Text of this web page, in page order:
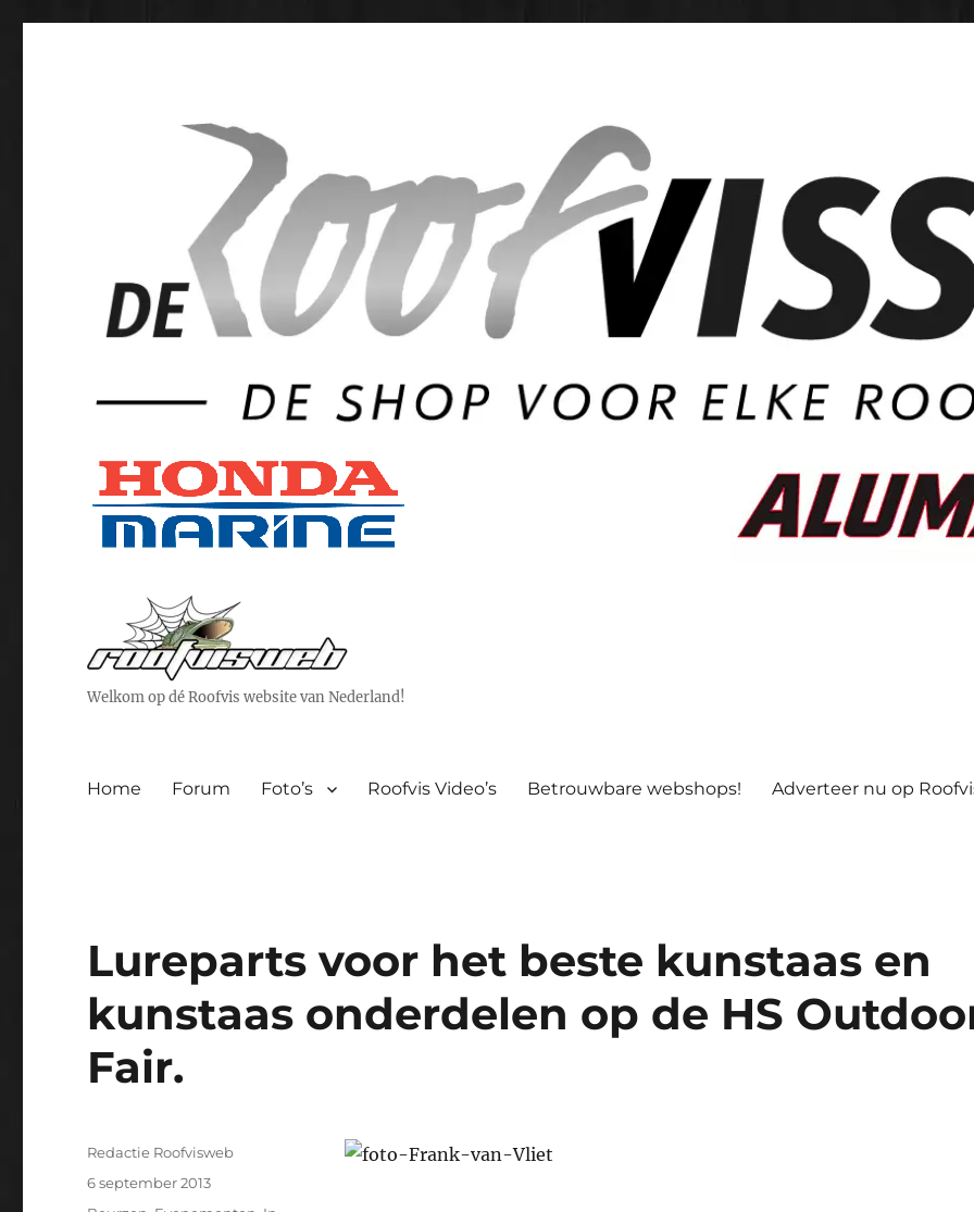
Welkom op dé Roofvis website van Nederland!
Home Forum Foto’s Roofvis Video’s Betrouwbare webshops! Adverteer nu op
Lureparts voor het beste kunstaas en
kunstaas onderdelen op de HS
Fair.
Auteur
Redactie Roofvisweb
Geplaatst
6 september 2013